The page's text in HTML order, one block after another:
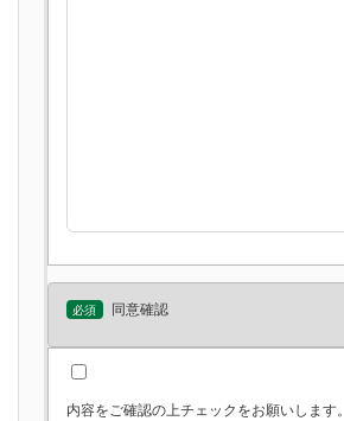
必須 同意確認
内容をご確認の上チェックをお願いします。